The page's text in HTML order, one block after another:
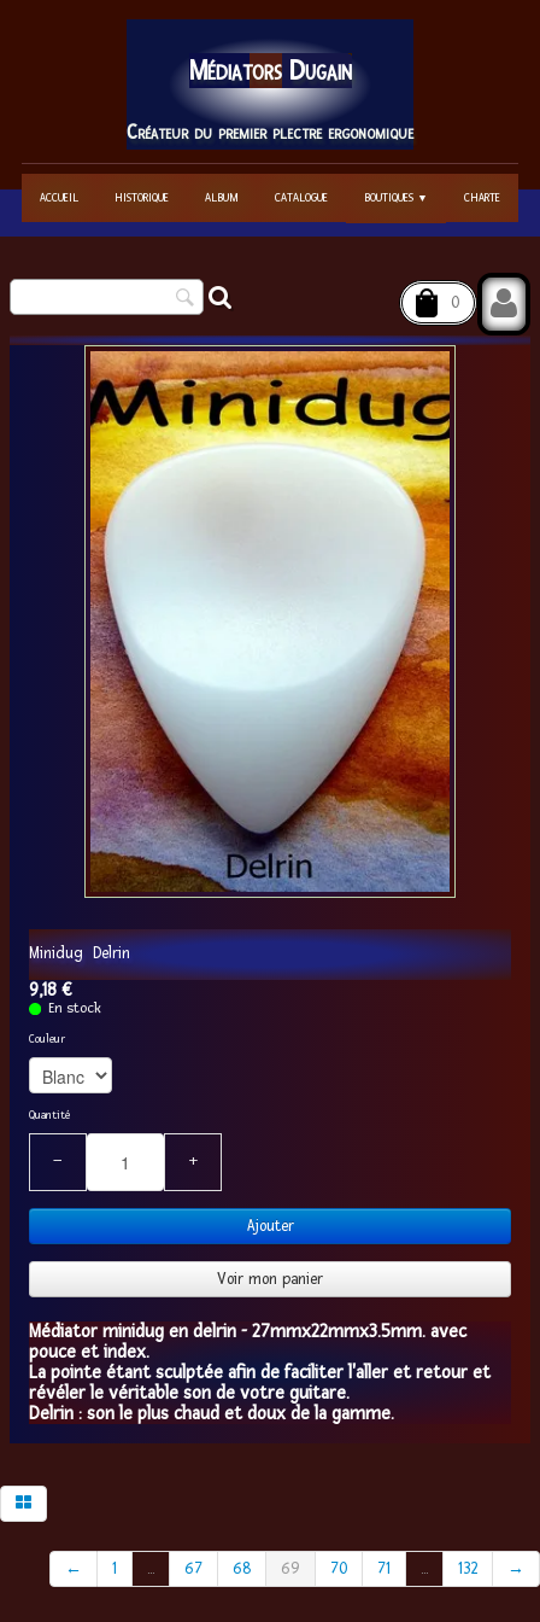
MédiatorsDugain
Créateur du premier plectre ergonomique
ACCUEIL HISTORIQUE ALBUM CATALOGUE BOUTIQUES ▼ CHARTE
0
Minidug Delrin
9,18 €
En stock
Couleur
Quantité
− +
Ajouter
Voir mon panier
Médiator minidug en delrin - 27mmx22mmx3.5mm. avec
pouce et index.
La pointe étant sculptée afin de faciliter l'aller et retour et
révéler le véritable son de votre guitare.
Delrin : son le plus chaud et doux de la gamme.
← 1 ... 67 68 69 70 71 ... 132 →